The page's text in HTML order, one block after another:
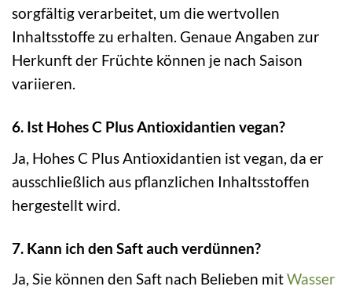
sorgfältig verarbeitet, um die wertvollen
Inhaltsstoffe zu erhalten. Genaue Angaben zur
Herkunft der Früchte können je nach Saison
variieren.
6. Ist Hohes C Plus Antioxidantien vegan?
Ja, Hohes C Plus Antioxidantien ist vegan, da er
ausschließlich aus pflanzlichen Inhaltsstoffen
hergestellt wird.
7. Kann ich den Saft auch verdünnen?
Ja, Sie können den Saft nach Belieben mitWasser